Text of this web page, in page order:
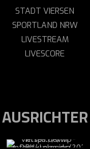
STADT VIERSEN
SPORTLAND NRW
LIVESTREAM
LIVESCORE
AUSRICHTER